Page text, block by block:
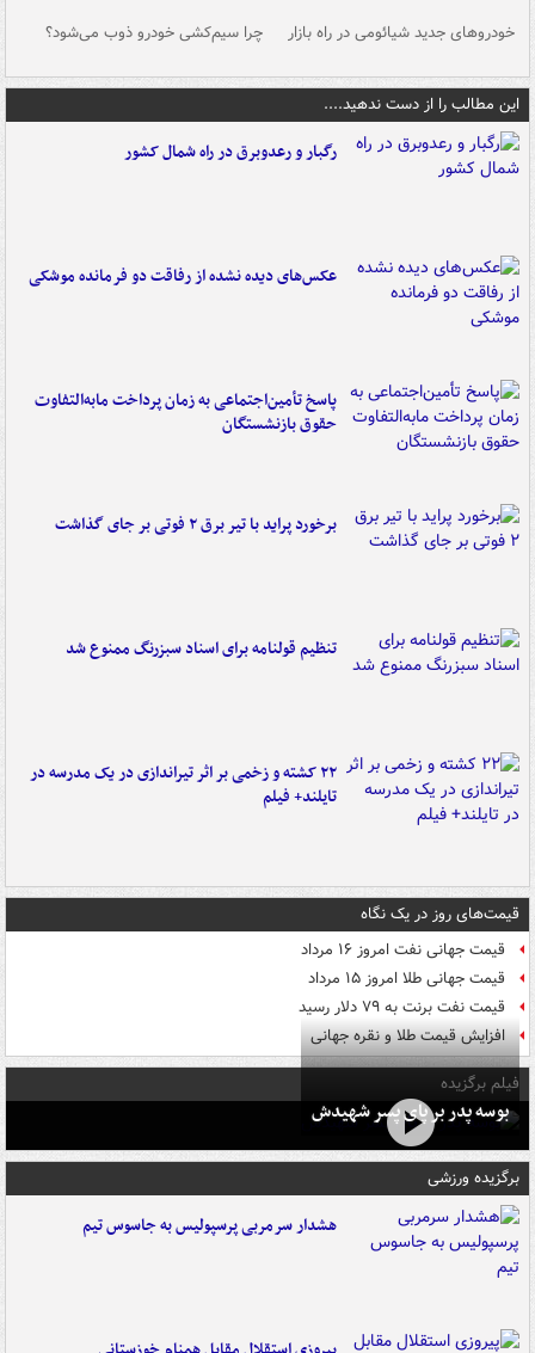
خودروهای جدید شیائومی در راه بازار چرا سیم‌کشی خودرو ذوب می‌شود؟
این مطالب را از دست ندهید....
رگبار و رعدوبرق در راه شمال کشور
عکس‌های دیده نشده از رفاقت دو فرمانده‌ موشکی
پاسخ تأمین‌اجتماعی به زمان پرداخت مابه‌التفاوت
حقوق بازنشستگان
برخورد پراید با تیر برق ۲ فوتی بر جای گذاشت
تنظیم قولنامه برای اسناد سبزرنگ ممنوع شد
۲۲ کشته و زخمی بر اثر تیراندازی در یک مدرسه در
تایلند+ فیلم
قیمت‌های روز در یک نگاه
قیمت جهانی نفت امروز ۱۶ مرداد
قیمت جهانی طلا امروز ۱۵ مرداد
قیمت نفت برنت به ۷۹ دلار رسید
افزایش قیمت طلا و نقره جهانی
فیلم برگزیده
بوسه‌ پدر بر پای پسر شهیدش
برگزیده ورزشی
هشدار سرمربی پرسپولیس به جاسوس تیم